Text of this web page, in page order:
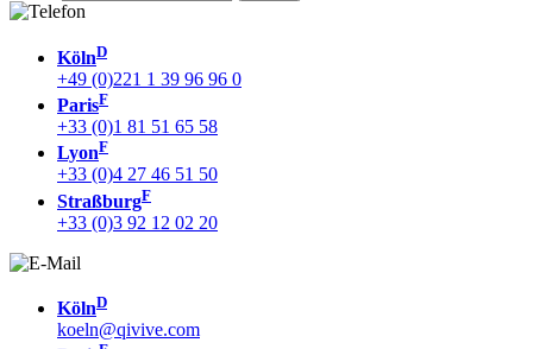
KölnD
+49 (0)221 1 39 96 96 0
ParisF
+33 (0)1 81 51 65 58
LyonF
+33 (0)4 27 46 51 50
StraßburgF
+33 (0)3 92 12 02 20
KölnD
koeln@qivive.com